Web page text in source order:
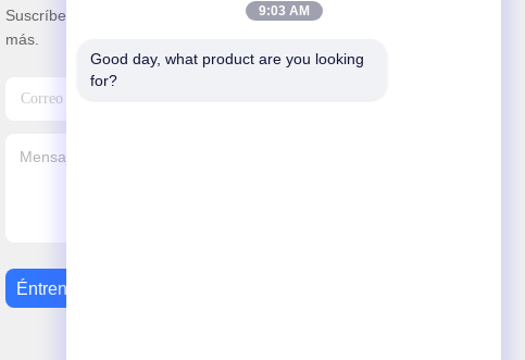
Suscríbete a nuestro boletín para obtener descuentos y
más.
Éntrenos En Contacto Con
9:03 AM
Good day, what product are you looking
for?